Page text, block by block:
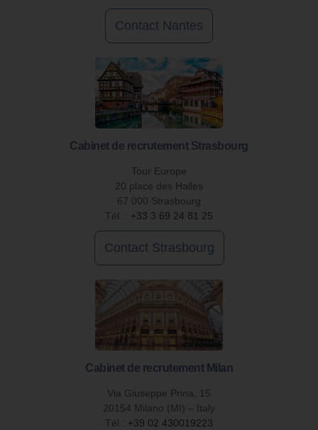
Contact Nantes
Cabinet de recrutement Strasbourg
Tour Europe
20 place des Halles
67 000 Strasbourg
Tél. : +33 3 69 24 81 25
Contact Strasbourg
Cabinet de recrutement Milan
Via Giuseppe Prina, 15
20154 Milano (MI) – Italy
Tél : +39 02 430019223